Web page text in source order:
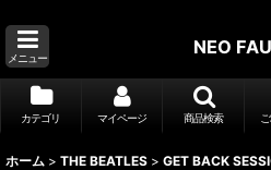
メニュー
NEO
カテゴリ マイページ 商品検索
ホーム > THE BEATLES > GET BACK